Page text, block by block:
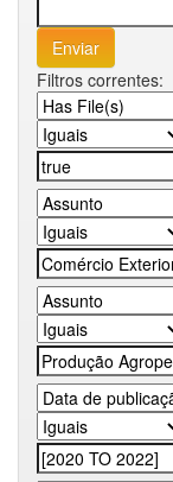
Filtros correntes: